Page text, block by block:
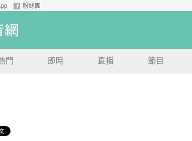
粉絲團
門 即時 直播 節目